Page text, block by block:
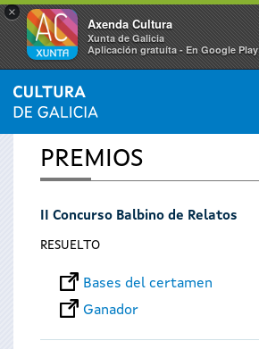
×
Axenda Cultura
Xunta de Galicia
Aplicación gratuíta - En Google Play
Se
encuentra
usted
INICIO
PREMIOS
II Concurso Balbino de Relatos
RESUELTO
Bases del certamen
Ganador